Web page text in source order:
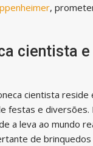
,
cientista
cientista reside
festas e diversões.
a leva ao mundo
de brinquedos